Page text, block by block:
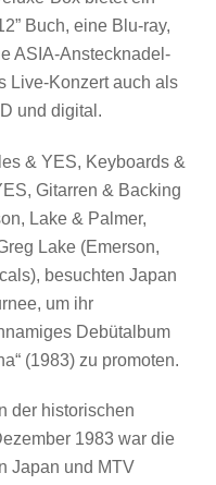
Buch, eine Blu-ray,
ASIA-Anstecknadel-
Live-Konzert auch als
und digital.
& YES, Keyboards &
Gitarren & Backing
Lake & Palmer,
Lake (Emerson,
besuchten Japan
um ihr
Debütalbum
(1983) zu promoten.
der historischen
1983 war die
Japan und MTV